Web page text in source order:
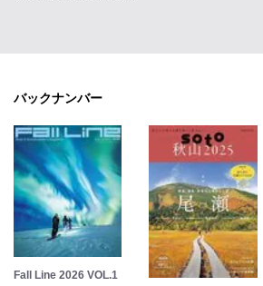
バックナンバー
Fall Line 2026 VOL.1